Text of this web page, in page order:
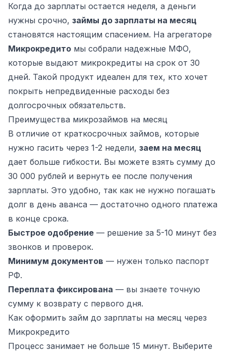
Когда до зарплаты остается неделя, а деньги
нужны срочно, займы до зарплаты на месяц
становятся настоящим спасением. На агрегаторе
Микрокредито мы собрали надежные МФО,
которые выдают микрокредиты на срок от 30
дней. Такой продукт идеален для тех, кто хочет
покрыть непредвиденные расходы без
долгосрочных обязательств.
Преимущества микрозаймов на месяц
В отличие от краткосрочных займов, которые
нужно гасить через 1-2 недели, заем на месяц
дает больше гибкости. Вы можете взять сумму до
30 000 рублей и вернуть ее после получения
зарплаты. Это удобно, так как не нужно погашать
долг в день аванса — достаточно одного платежа
в конце срока.
Быстрое одобрение — решение за 5-10 минут без
звонков и проверок.
Минимум документов — нужен только паспорт
РФ.
Переплата фиксирована — вы знаете точную
сумму к возврату с первого дня.
Как оформить займ до зарплаты на месяц через
Микрокредито
Процесс занимает не больше 15 минут. Выберите